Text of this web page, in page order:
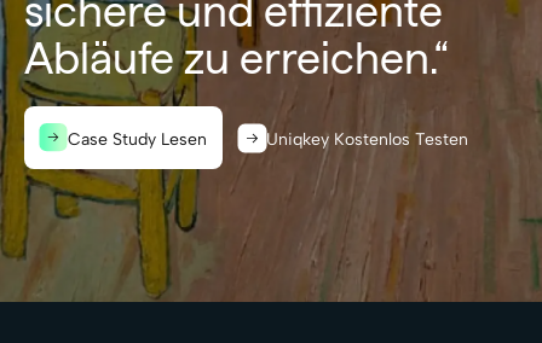
sichere und effiziente
Abläufe zu erreichen.“
Case Study Lesen Uniqkey Kostenlos Testen